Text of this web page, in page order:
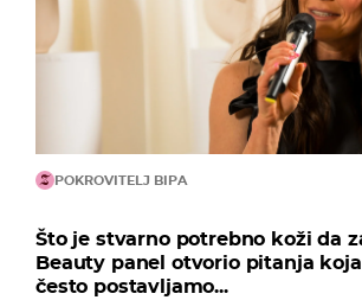
POKROVITELJ BIPA
Što je stvarno potrebno koži da
Beauty panel otvorio pitanja
često postavljamo...